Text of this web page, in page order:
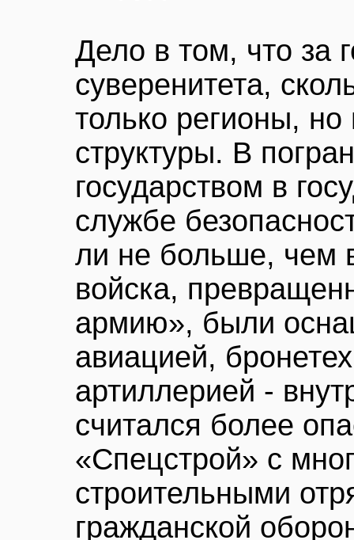
Дело в том, что за
суверенитета,
только регионы,
структуры. В
государством в
службе
ли не больше, чем
войска,
армию», были
авиацией,
артиллерией -
считался более
«Спецстрой» с
строительными
гражданской